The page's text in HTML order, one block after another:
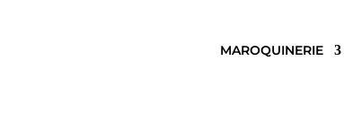
MAROQUINERIE